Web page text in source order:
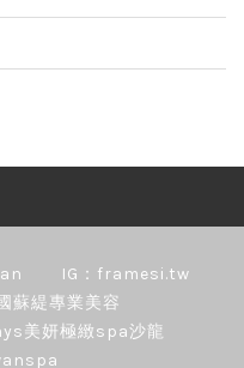
IG：framesi.tw
蘇緹專業美容
美妍極緻spa沙龍